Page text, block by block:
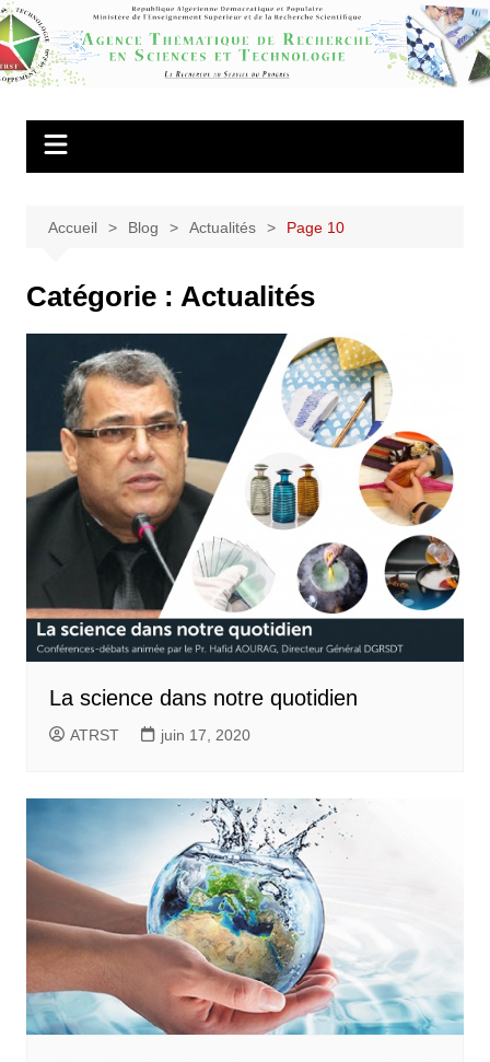
Aller
au
contenu
Agence
Thématique de
Recherche en
Accueil Blog Actualités Page 10
Catégorie : Actualités
La science dans notre quotidien
ATRST juin 17, 2020